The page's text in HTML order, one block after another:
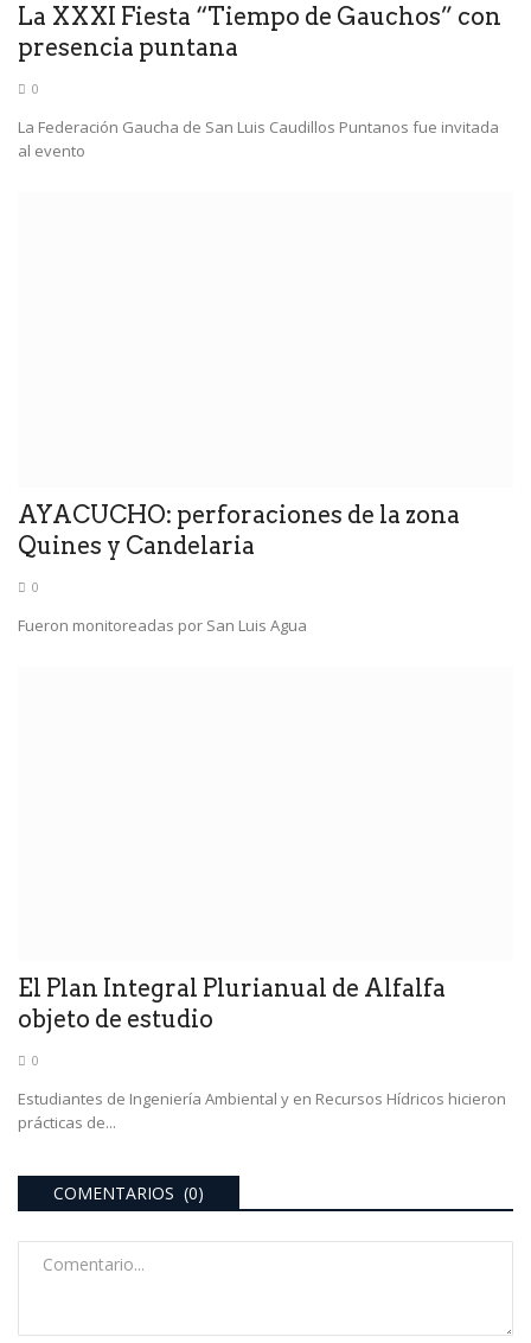
La XXXI Fiesta “Tiempo de Gauchos” con
presencia puntana
0
La Federación Gaucha de San Luis Caudillos Puntanos fue invitada
al evento
AYACUCHO: perforaciones de la zona
Quines y Candelaria
0
Fueron monitoreadas por San Luis Agua
El Plan Integral Plurianual de Alfalfa
objeto de estudio
0
Estudiantes de Ingeniería Ambiental y en Recursos Hídricos hicieron
prácticas de...
COMENTARIOS (0)